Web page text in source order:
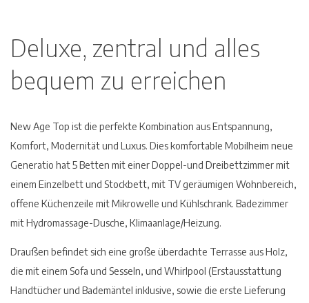
Deluxe, zentral und alles
bequem zu erreichen
New Age Top ist die perfekte Kombination aus Entspannung,
Komfort, Modernität und Luxus. Dies komfortable Mobilheim neue
Generatio hat 5 Betten mit einer Doppel-und Dreibettzimmer mit
einem Einzelbett und Stockbett, mit TV geräumigen Wohnbereich,
offene Küchenzeile mit Mikrowelle und Kühlschrank. Badezimmer
mit Hydromassage-Dusche, Klimaanlage/Heizung.
Draußen befindet sich eine große überdachte Terrasse aus Holz,
die mit einem Sofa und Sesseln, und Whirlpool (Erstausstattung
Handtücher und Bademäntel inklusive, sowie die erste Lieferung